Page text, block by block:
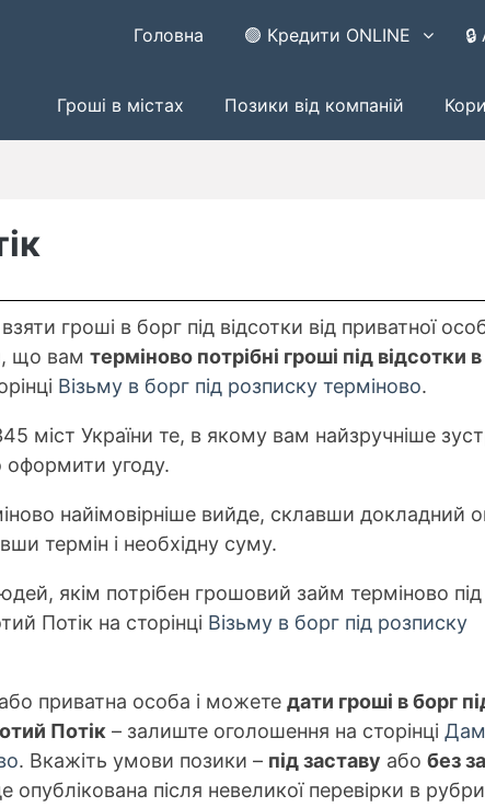
Головна 🟢 Кредити ONLINE
Гроші в містах Позики від компаній
гроші в борг під відсотки від приватної
що вам терміново потрібні гроші під відсотки в
Візьму в борг під розписку терміново.
міст України те, в якому вам найзручніше
оформити угоду.
найімовірніше вийде, склавши докладний
термін і необхідну суму.
якім потрібен грошовий займ терміново під
Потік на сторінці Візьму в борг під розписку
приватна особа і можете дати гроші в борг
Потік – залиште оголошення на сторінці Дам
. Вкажіть умови позики – під заставу або без
опублікована після невеликої перевірки в